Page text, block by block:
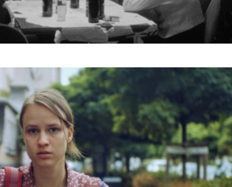
/ A HUNT FOR HEDGEHOGS